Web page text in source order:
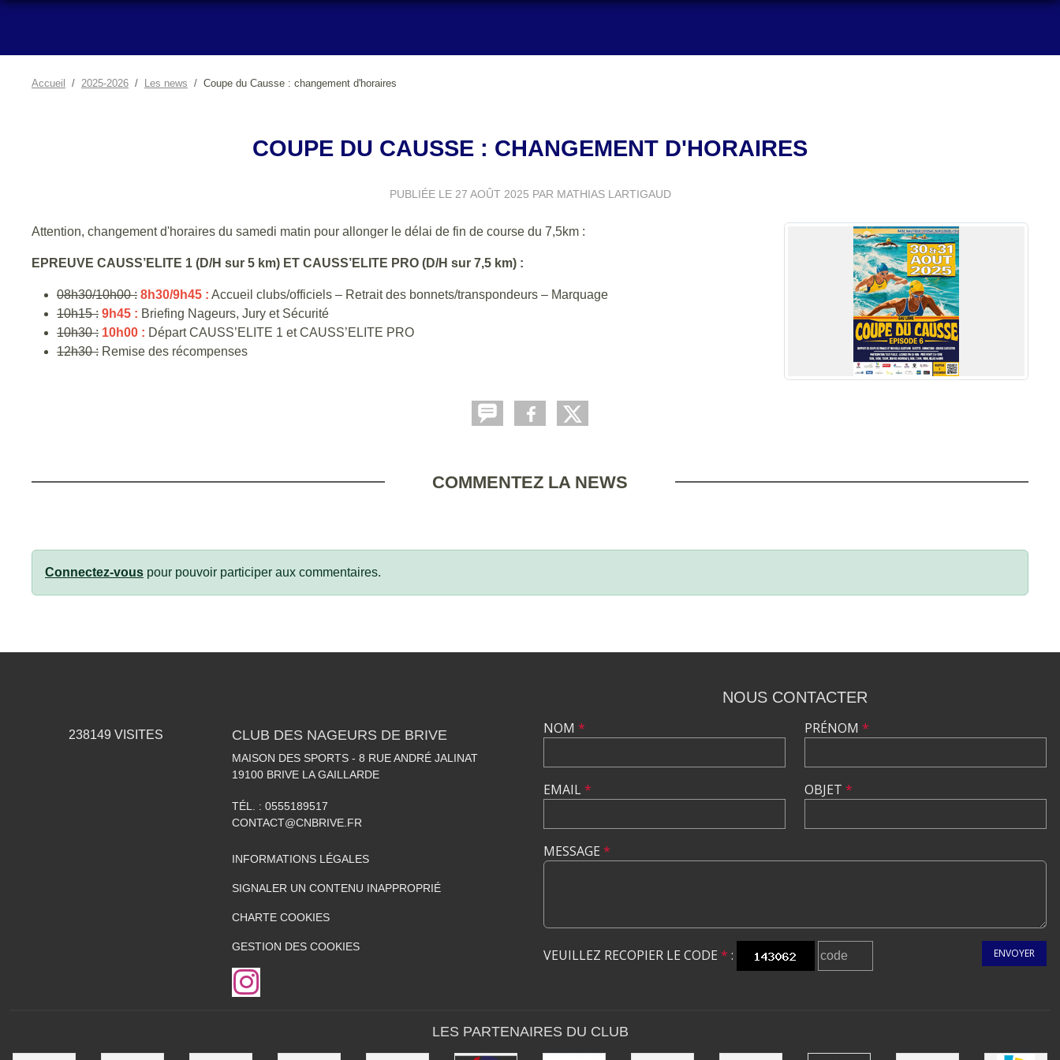
Accueil 2025-2026 Les news Coupe du Causse : changement d'horaires
COUPE DU CAUSSE : CHANGEMENT D'HORAIRES
PUBLIÉE LE 27 AOÛT 2025 PAR MATHIAS LARTIGAUD
Attention, changement d'horaires du samedi matin pour allonger le délai de fin de course du 7,5km :
EPREUVE CAUSS’ELITE 1 (D/H sur 5 km) ET CAUSS’ELITE PRO (D/H sur 7,5 km) :
08h30/10h00 : 8h30/9h45 : Accueil clubs/officiels – Retrait des bonnets/transpondeurs – Marquage
10h15 : 9h45 : Briefing Nageurs, Jury et Sécurité
10h30 : 10h00 : Départ CAUSS’ELITE 1 et CAUSS’ELITE PRO
12h30 : Remise des récompenses
COMMENTEZ LA NEWS
Connectez-vous pour pouvoir participer aux commentaires.
238149 VISITES CLUB DES NAGEURS DE BRIVE
MAISON DES SPORTS - 8 RUE ANDRÉ JALINAT
19100 BRIVE LA GAILLARDE
TÉL. : 0555189517
CONTACT@CNBRIVE.FR
INFORMATIONS LÉGALES
SIGNALER UN CONTENU INAPPROPRIÉ
CHARTE COOKIES
GESTION DES COOKIES
NOUS CONTACTER
NOM *
EMAIL*
PRÉNOM *
OBJET *
MESSAGE *
VEUILLEZ RECOPIER LE CODE * : ENVOYER
LES PARTENAIRES DU CLUB